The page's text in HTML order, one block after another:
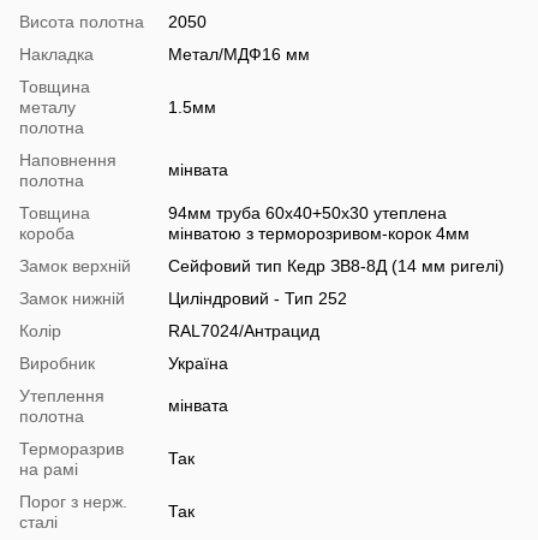
Висота полотна
2050
Накладка
Метал/МДФ16 мм
Товщина
металу
полотна
1.5мм
Наповнення
полотна
мінвата
Товщина
короба
94мм труба 60х40+50х30 утеплена
мінватою з терморозривом-корок 4мм
Замок верхній
Сейфовий тип Кедр ЗВ8-8Д (14 мм ригелі)
Замок нижній
Циліндровий - Тип 252
Колір
RAL7024/Антрацид
Виробник
Україна
Утеплення
полотна
мінвата
Терморазрив
на рамі
Так
Порог з нерж.
сталі
Так